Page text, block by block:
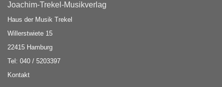
Joachim-Trekel-Musikverlag
Haus der Musik Trekel
Willerstwiete 15
22415 Hamburg
Tel: 040 / 5203397
Kontakt